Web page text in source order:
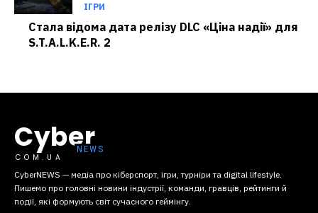
ІГРИ
Стала відома дата релізу DLC «Ціна надії» для
S.T.A.L.K.E.R. 2
Cyber
COM.UA
CyberNEWS — медіа про кіберспорт, ігри, турніри та digital lifestyle.
Пишемо про головні новини індустрії, команди, гравців, рейтинги й
події, які формують світ сучасного геймінгу.